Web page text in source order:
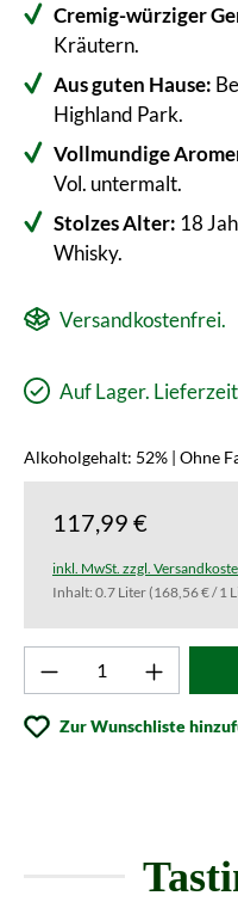
Cremig-würziger
Kräutern.
Aus guten Hause:
Highland Park.
Vollmundige
Vol. untermalt.
Stolzes Alter: 18
Whisky.
Versandkostenfrei.
Auf Lager.
Alkoholgehalt: 52% | Ohne
117,99 €
inkl. MwSt. zzgl.
Inhalt: 0.7 Liter(168,56 € / 1
Produkt Anzahl:
Zur Wunschliste